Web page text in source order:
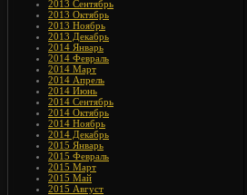
2013 Сентябрь
2013 Октябрь
2013 Ноябрь
2013 Декабрь
2014 Январь
2014 Февраль
2014 Март
2014 Апрель
2014 Июнь
2014 Сентябрь
2014 Октябрь
2014 Ноябрь
2014 Декабрь
2015 Январь
2015 Февраль
2015 Март
2015 Май
2015 Август